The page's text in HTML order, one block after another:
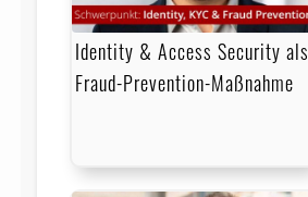
Identity & Access Security als
Fraud-Prevention-Maßnahme